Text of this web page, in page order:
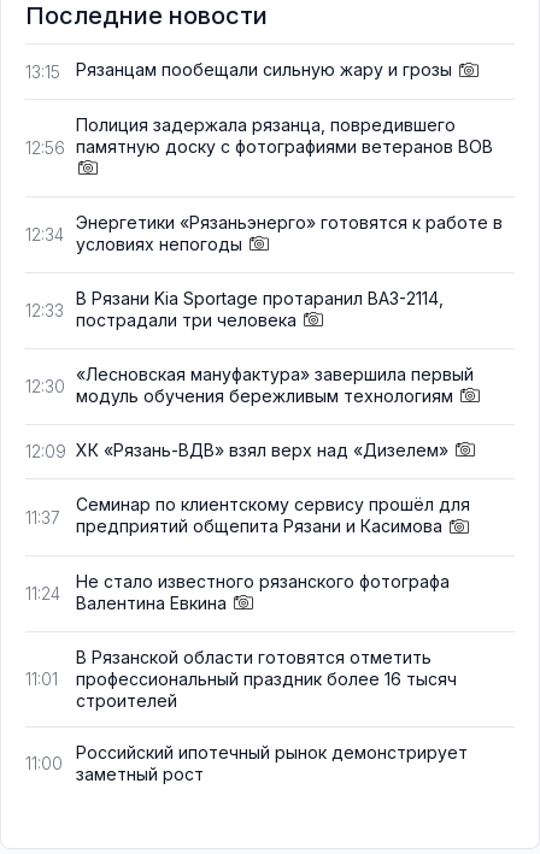
Последние новости
13:15 Рязанцам пообещали сильную жару и грозы
12:56
Полиция задержала рязанца, повредившего
памятную доску с фотографиями ветеранов ВОВ
12:34
Энергетики «Рязаньэнерго» готовятся к работе в
условиях непогоды
12:33
В Рязани Kia Sportage протаранил ВАЗ-2114,
пострадали три человека
12:30
«Лесновская мануфактура» завершила первый
модуль обучения бережливым технологиям
12:09 ХК «Рязань-ВДВ» взял верх над «Дизелем»
11:37
Семинар по клиентскому сервису прошёл для
предприятий общепита Рязани и Касимова
11:24
Не стало известного рязанского фотографа
Валентина Евкина
11:01
В Рязанской области готовятся отметить
профессиональный праздник более 16 тысяч
строителей
11:00
Российский ипотечный рынок демонстрирует
заметный рост